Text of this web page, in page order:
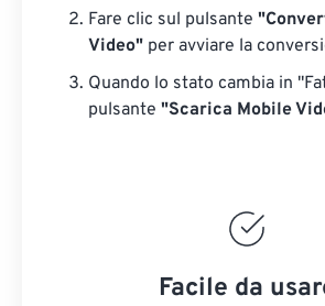
Fare clic sul pulsante
Video" per avviare la
Quando lo stato cambia in
pulsante "Scarica Mobile
Facile da